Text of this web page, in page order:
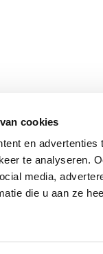
cookies
en
te analyseren.
media,
die u aan ze